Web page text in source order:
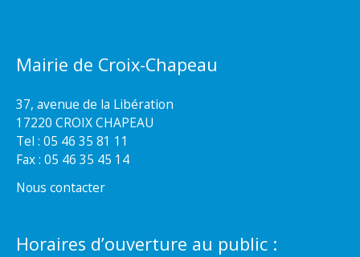
Mairie de Croix-Chapeau
37, avenue de la Libération
17220 CROIX CHAPEAU
Tel : 05 46 35 81 11
Fax : 05 46 35 45 14
Nous contacter
Horaires d’ouverture au public :